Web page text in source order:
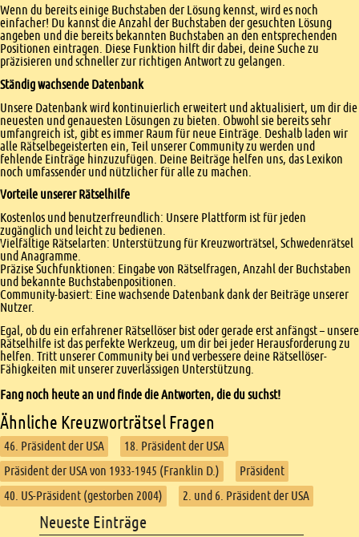
Wenn du bereits einige Buchstaben der Lösung kennst, wird es noch
einfacher! Du kannst die Anzahl der Buchstaben der gesuchten Lösung
angeben und die bereits bekannten Buchstaben an den entsprechenden
Positionen eintragen. Diese Funktion hilft dir dabei, deine Suche zu
präzisieren und schneller zur richtigen Antwort zu gelangen.
Ständig wachsende Datenbank
Unsere Datenbank wird kontinuierlich erweitert und aktualisiert, um dir die
neuesten und genauesten Lösungen zu bieten. Obwohl sie bereits sehr
umfangreich ist, gibt es immer Raum für neue Einträge. Deshalb laden wir
alle Rätselbegeisterten ein, Teil unserer Community zu werden und
fehlende Einträge hinzuzufügen. Deine Beiträge helfen uns, das Lexikon
noch umfassender und nützlicher für alle zu machen.
Vorteile unserer Rätselhilfe
Kostenlos und benutzerfreundlich: Unsere Plattform ist für jeden
zugänglich und leicht zu bedienen.
Vielfältige Rätselarten: Unterstützung für Kreuzworträtsel, Schwedenrätsel
und Anagramme.
Präzise Suchfunktionen: Eingabe von Rätselfragen, Anzahl der Buchstaben
und bekannte Buchstabenpositionen.
Community-basiert: Eine wachsende Datenbank dank der Beiträge unserer
Nutzer.
Egal, ob du ein erfahrener Rätsellöser bist oder gerade erst anfängst – unsere
Rätselhilfe ist das perfekte Werkzeug, um dir bei jeder Herausforderung zu
helfen. Tritt unserer Community bei und verbessere deine Rätsellöser-
Fähigkeiten mit unserer zuverlässigen Unterstützung.
Fang noch heute an und finde die Antworten, die du suchst!
Ähnliche Kreuzworträtsel Fragen
46. Präsident der USA
18. Präsident der USA
Präsident der USA von 1933-1945 (Franklin D.)
Präsident
40. US-Präsident (gestorben 2004)
2. und 6. Präsident der USA
Footer content
Neueste Einträge